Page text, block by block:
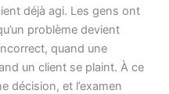
déjà agi. Les gens ont
problème devient
quand une
un client se plaint. À ce
décision, et l’examen